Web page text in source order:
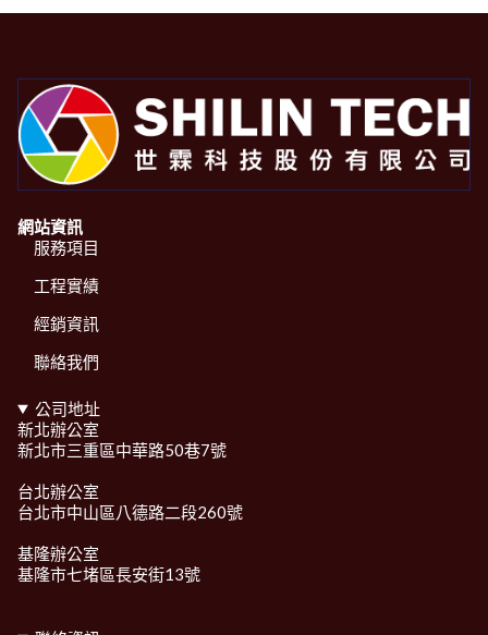
網站資訊
服務項目
工程實績
經銷資訊
聯絡我們
公司地址
新北辦公室
新北市三重區中華路50巷7號
台北辦公室
台北市中山區八德路二段260號
基隆辦公室
基隆市七堵區長安街13號